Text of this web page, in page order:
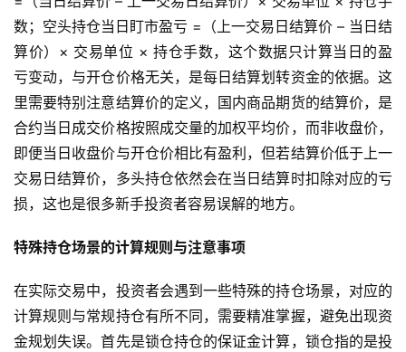
恒
指
期
货
期
货
入
门
货
行
情
数；空头持仓当日盯市盈亏 =（上一交易日结算价 – 当日结
算价）× 交易单位 × 持仓手数，这个数据只计算当日的盈
亏变动，与开仓价格无关，是每日结算划转资金的依据。这
里需要特别注意结算价的定义，国内商品期货的结算价，是
合约当日成交价格按照成交量的加权平均价，而非收盘价，
即便当日收盘价与开仓价相比有盈利，但若结算价低于上一
交易日结算价，多头持仓依然会在当日结算时扣除对应的亏
损，这也是很多新手投资者容易误解的地方。
特殊持仓场景的计算规则与注意事项
在实际交易中，投资者会遇到一些特殊的持仓场景，对应的
计算规则与常规持仓有所不同，需要精准掌握，避免出现资
金规划失误。首先是锁仓持仓的保证金计算，锁仓指的是投